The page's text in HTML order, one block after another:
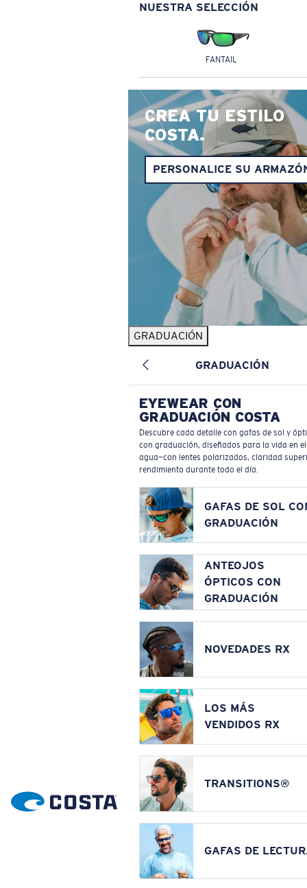
NUESTRA SELECCIÓN
FANTAIL
CREA TU ESTILO
COSTA.
PERSONALICE SU
GRADUACIÓN
GRADUACIÓN
EYEWEAR CON
GRADUACIÓN COSTA
Descubre cada detalle con gafas de sol y
con graduación, diseñados para la vida en el
agua—con lentes polarizados, claridad
rendimiento durante todo el día.
GAFAS DE SOL
GRADUACIÓN
ANTEOJOS
ÓPTICOS CON
GRADUACIÓN
NOVEDADES RX
LOS MÁS
VENDIDOS RX
TRANSITIONS®
GAFAS DE